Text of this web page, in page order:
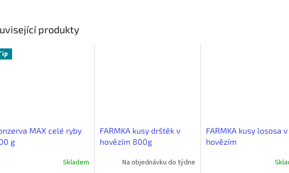
produkty
MAX celé ryby
g
Skladem
FARMKA kusy drštěk v
hovězím 800g
Na objednávku do týdne
FARMKA kusy lososa v
hovězím